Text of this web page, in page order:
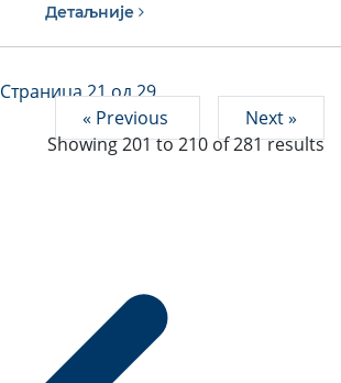
Детаљније
Страница 21 од 29
« Previous
Next »
Showing201to210 of281results